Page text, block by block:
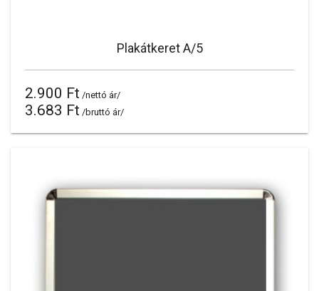
Plakátkeret A/5
2.900 Ft /nettó ár/
3.683 Ft /bruttó ár/